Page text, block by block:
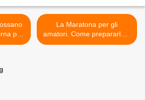
per
è
La Maratona per gli
amatori. Come prepararla e
affrontarla (Lara La Pera e